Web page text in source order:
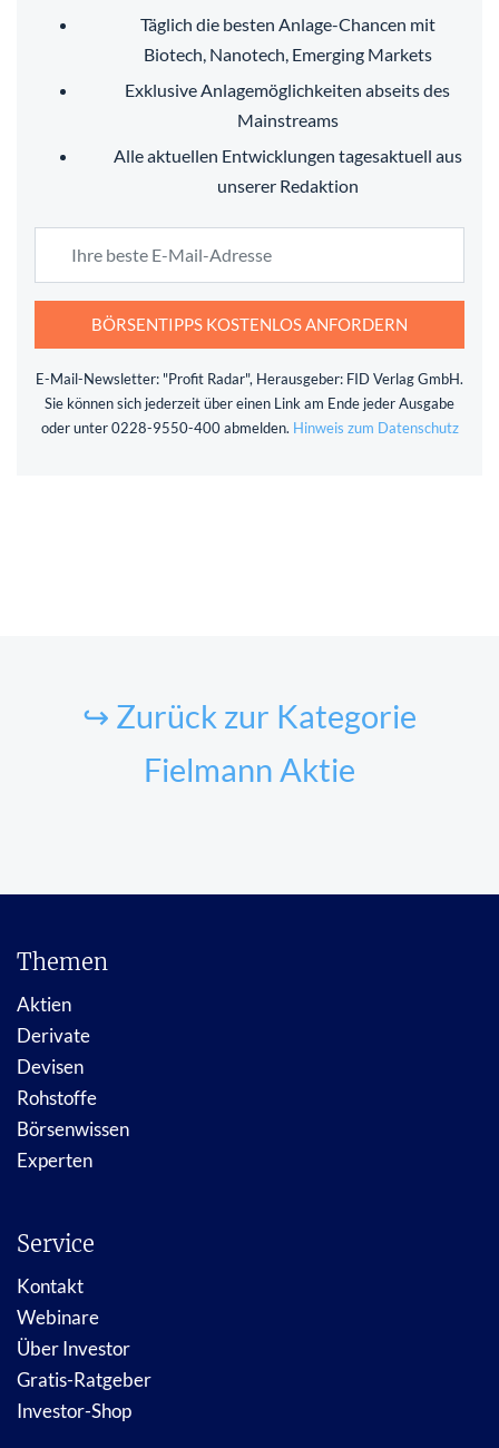
Täglich die besten Anlage-Chancen mit
Biotech, Nanotech, Emerging Markets
Exklusive Anlagemöglichkeiten abseits des
Mainstreams
Alle aktuellen Entwicklungen tagesaktuell aus
unserer Redaktion
BÖRSENTIPPS KOSTENLOS ANFORDERN
E-Mail-Newsletter: "Profit Radar", Herausgeber: FID Verlag GmbH.
Sie können sich jederzeit über einen Link am Ende jeder Ausgabe
oder unter 0228-9550-400 abmelden. Hinweis zum Datenschutz
↪ Zurück zur Kategorie
Fielmann Aktie
Themen
Aktien
Derivate
Devisen
Rohstoffe
Börsenwissen
Experten
Service
Kontakt
Webinare
Über Investor
Gratis-Ratgeber
Investor-Shop